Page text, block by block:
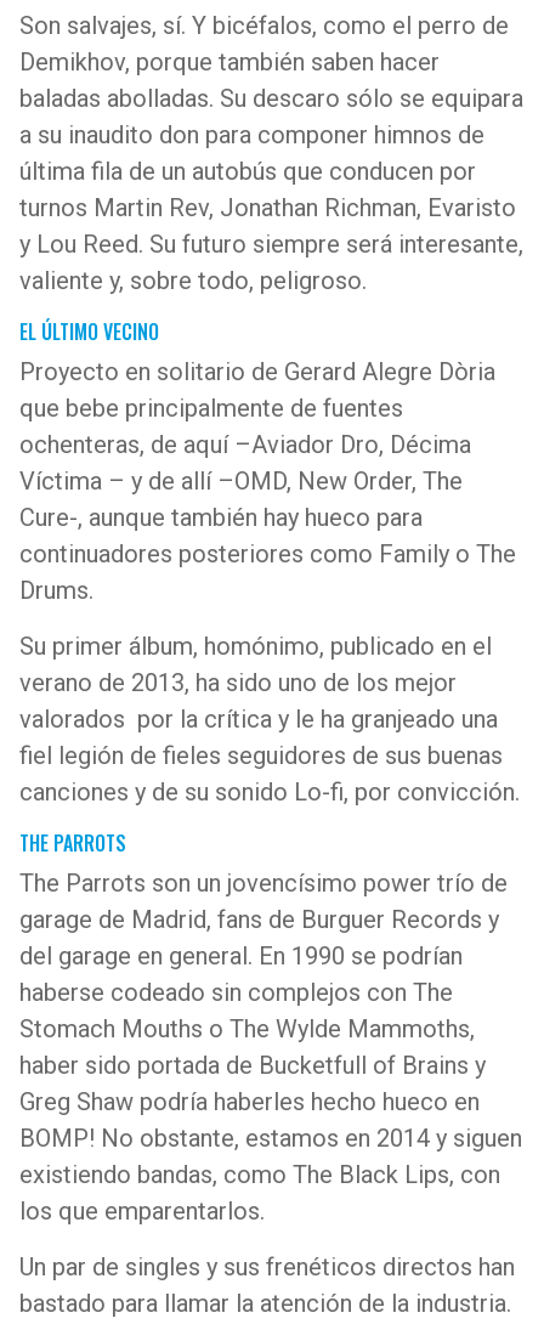
Son salvajes, sí. Y bicéfalos, como el perro de
Demikhov, porque también saben hacer
baladas abolladas. Su descaro sólo se equipara
a su inaudito don para componer himnos de
última fila de un autobús que conducen por
turnos Martin Rev, Jonathan Richman, Evaristo
y Lou Reed. Su futuro siempre será interesante,
valiente y, sobre todo, peligroso.
EL ÚLTIMO VECINO
Proyecto en solitario de Gerard Alegre Dòria
que bebe principalmente de fuentes
ochenteras, de aquí –Aviador Dro, Décima
Víctima – y de allí –OMD, New Order, The
Cure-, aunque también hay hueco para
continuadores posteriores como Family o The
Drums.
Su primer álbum, homónimo, publicado en el
verano de 2013, ha sido uno de los mejor
valorados por la crítica y le ha granjeado una
fiel legión de fieles seguidores de sus buenas
canciones y de su sonido Lo-fi, por convicción.
THE PARROTS
The Parrots son un jovencísimo power trío de
garage de Madrid, fans de Burguer Records y
del garage en general. En 1990 se podrían
haberse codeado sin complejos con The
Stomach Mouths o The Wylde Mammoths,
haber sido portada de Bucketfull of Brains y
Greg Shaw podría haberles hecho hueco en
BOMP! No obstante, estamos en 2014 y siguen
existiendo bandas, como The Black Lips, con
los que emparentarlos.
Un par de singles y sus frenéticos directos han
bastado para llamar la atención de la industria.